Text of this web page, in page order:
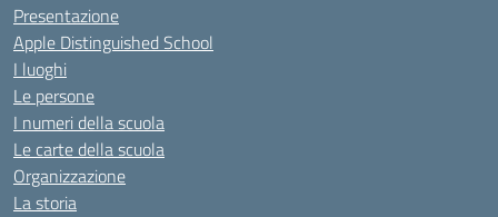
Presentazione
Apple Distinguished School
I luoghi
Le persone
I numeri della scuola
Le carte della scuola
Organizzazione
La storia